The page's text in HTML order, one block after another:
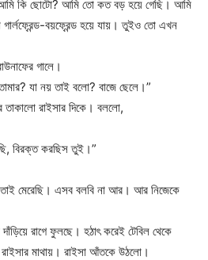
কি ছোটো? আমি তো কত বড় হয়ে গেছি। আমি
গার্লফ্রেন্ড-বয়ফ্রেন্ড হয়ে যায়। তুইও তো এখন
গালে।
যা নয় তাই বলো? বাজে ছেলে।”
রাইসার দিকে। বললো,
বিরক্ত করছিস তুই।”
তাই মেরেছি। এসব বলবি না আর। আর নিজেকে
রাগে ফুলছে। হঠাৎ করেই টেবিল থেকে
মাথায়। রাইসা আঁতকে উঠলো।